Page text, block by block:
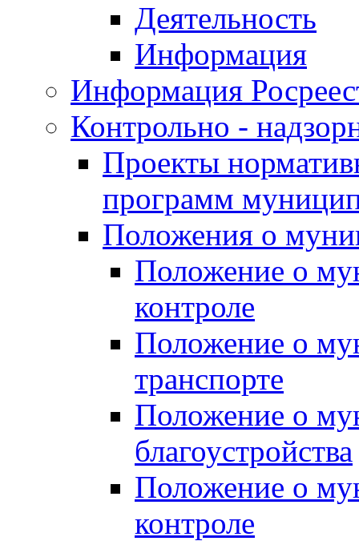
Деятельность
Информация
Информация
Контрольно -
Проекты
программ
Положения о
Положение о
контроле
Положение о
транспорте
Положение о
благоустройства
Положение о
контроле